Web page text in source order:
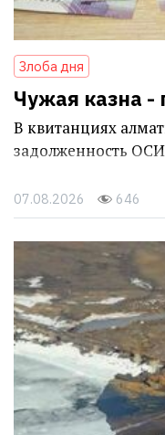
Злоба дня
Чужая казна -
В квитанциях
задолженность
07.08.2026 646